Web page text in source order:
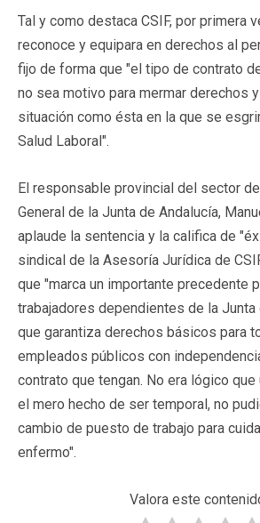
Tal y como destaca CSIF, por primera
reconoce y equipara en derechos al
fijo de forma que "el tipo de contrato
no sea motivo para mermar derechos
situación como ésta en la que se
Salud Laboral".
El responsable provincial del sector
General de la Junta de Andalucía,
aplaude la sentencia y la califica de
sindical de la Asesoría Jurídica de
que "marca un importante precedente
trabajadores dependientes de la Junta
que garantiza derechos básicos para
empleados públicos con
contrato que tengan. No era lógico que
el mero hecho de ser temporal, no
cambio de puesto de trabajo para
enfermo".
Valora este